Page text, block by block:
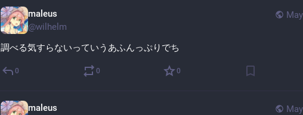
maleus
@wilhelm
調べる気すらないっていうあふんっぷりでち
0 0 0
maleus